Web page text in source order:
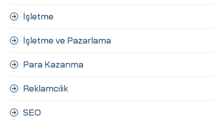
İşletme
İşletme ve Pazarlama
Para Kazanma
Reklamcılık
SEO